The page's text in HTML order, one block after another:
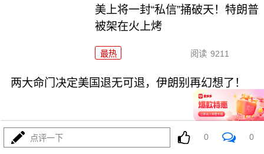
美上将一封“私信”捅破天！特朗普
被架在火上烤
最热 阅读 9211
两大命门决定美国退无可退，伊朗别再幻想了！
点评一下 0 0